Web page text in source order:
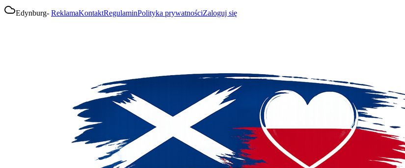
Edynburg- ReklamaKontaktRegulaminPolityka prywatnościZaloguj się